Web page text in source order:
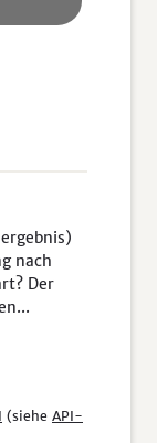
nach
Der
(siehe API-